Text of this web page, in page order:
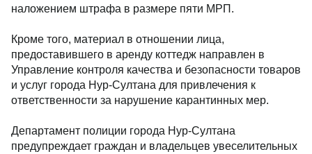
наложением штрафа в размере пяти МРП.
Кроме того, материал в отношении лица,
предоставившего в аренду коттедж направлен в
Управление контроля качества и безопасности товаров
и услуг города Нур-Султана для привлечения к
ответственности за нарушение карантинных мер.
Департамент полиции города Нур-Султана
предупреждает граждан и владельцев увеселительных